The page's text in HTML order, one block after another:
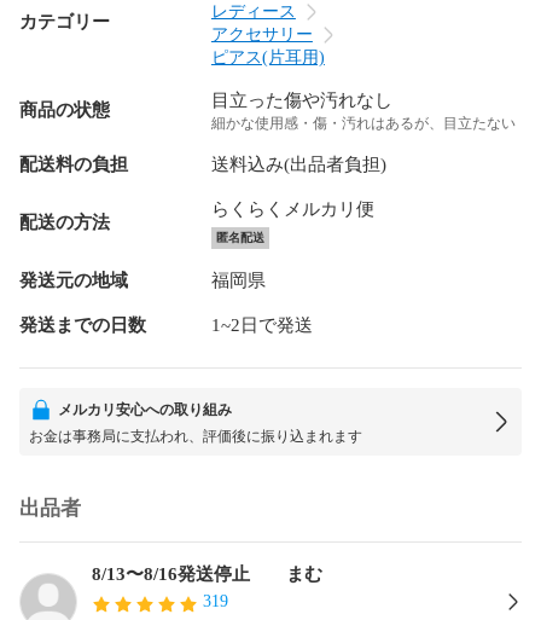
カテゴリー
レディース
アクセサリー
ピアス(片耳用)
商品の状態 目立った傷や汚れなし
細かな使用感・傷・汚れはあるが、目立たない
配送料の負担 送料込み(出品者負担)
配送の方法
らくらくメルカリ便
匿名配送
発送元の地域 福岡県
発送までの日数 1~2日で発送
メルカリ安心への取り組み
お金は事務局に支払われ、評価後に振り込まれます
出品者
8/13〜8/16発送停止 まむ
319